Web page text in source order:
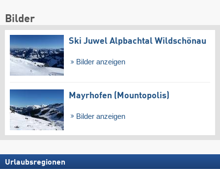
Bilder
Ski Juwel Alpbachtal Wildschönau
Bilder anzeigen
Mayrhofen (Mountopolis)
Bilder anzeigen
Urlaubsregionen